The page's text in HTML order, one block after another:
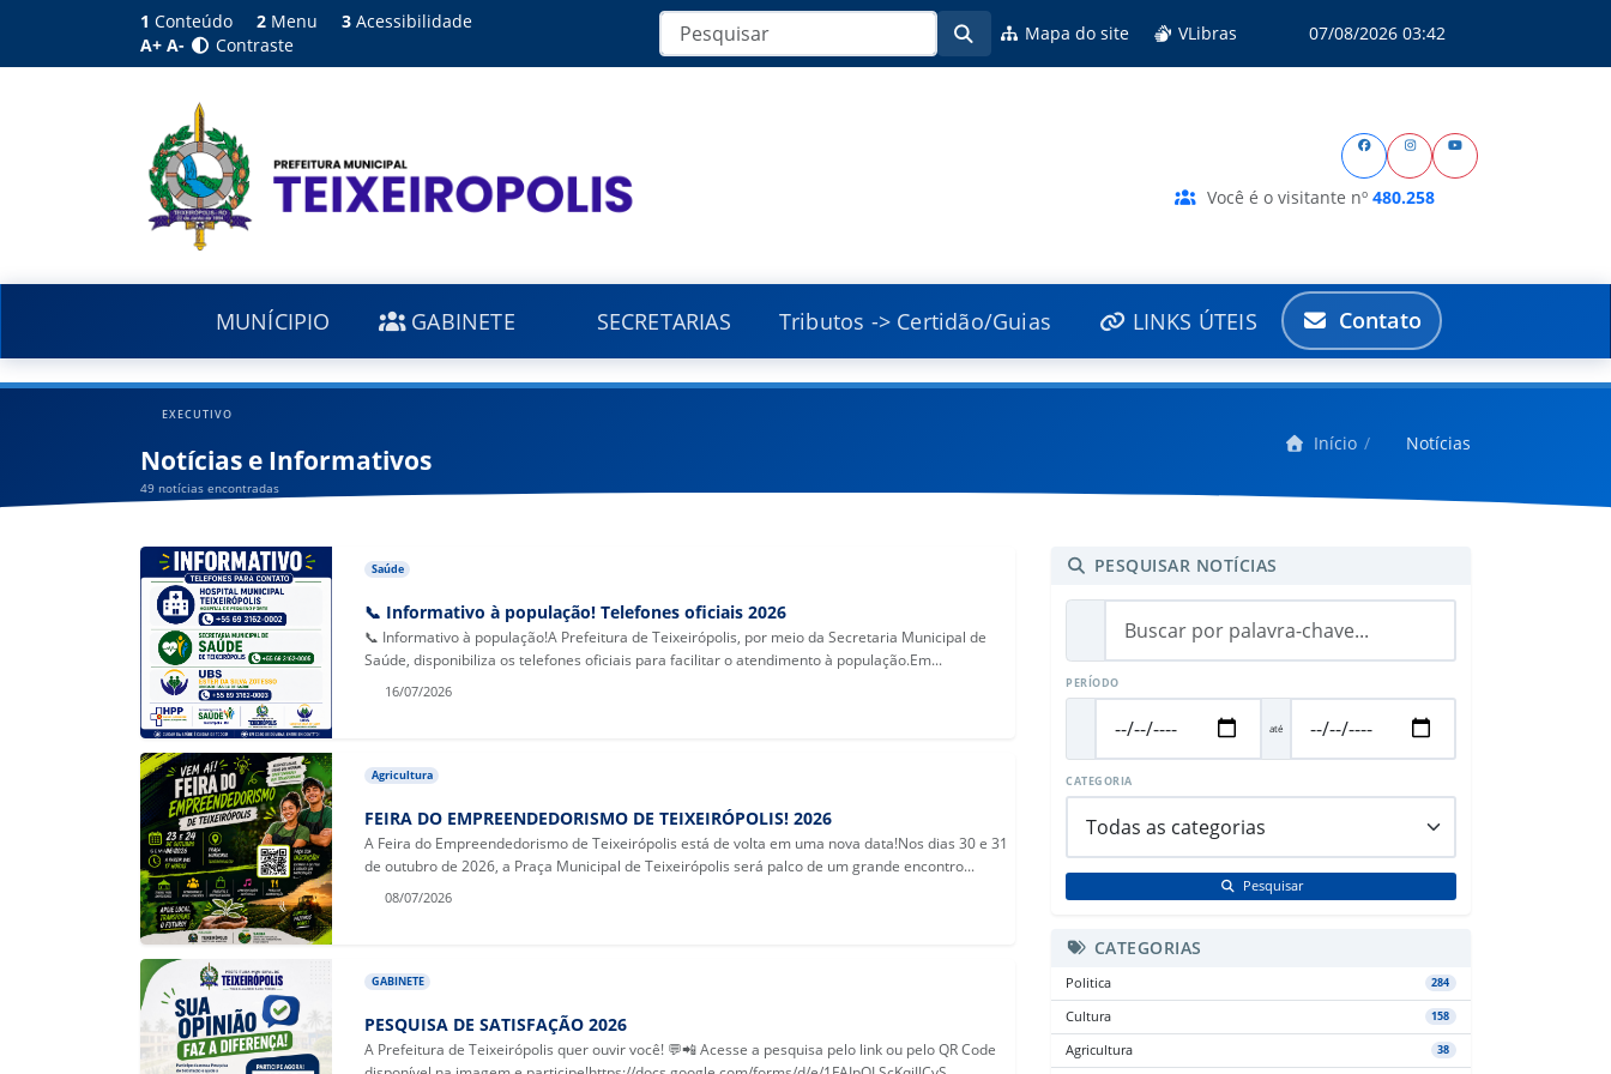
1 Conteúdo 2 Menu 3 Acessibilidade
A+ A- Contraste
Mapa do site VLibras 07/08/2026 03:42
Você é o visitante nº 480.258
MUNÍCIPIO GABINETE SECRETARIAS Tributos -> Certidão/Guias LINKS ÚTEIS Contato
EXECUTIVO
Notícias e Informativos
49 notícias encontradas
Início Notícias
Saúde
📞 Informativo à população! Telefones oficiais 2026
📞 Informativo à população!A Prefeitura de Teixeirópolis, por meio da Secretaria Municipal de
Saúde, disponibiliza os telefones oficiais para facilitar o atendimento à população.Em...
16/07/2026
Agricultura
FEIRA DO EMPREENDEDORISMO DE TEIXEIRÓPOLIS! 2026
A Feira do Empreendedorismo de Teixeirópolis está de volta em uma nova data!Nos dias 30 e 31
de outubro de 2026, a Praça Municipal de Teixeirópolis será palco de um grande encontro...
08/07/2026
GABINETE
PESQUISA DE SATISFAÇÃO 2026
A Prefeitura de Teixeirópolis quer ouvir você! 💬📲 Acesse a pesquisa pelo link ou pelo QR Code
PESQUISAR NOTÍCIAS
PERÍODO
até
CATEGORIA
Pesquisar
CATEGORIAS
Politica 284
Cultura 158
Agricultura 38